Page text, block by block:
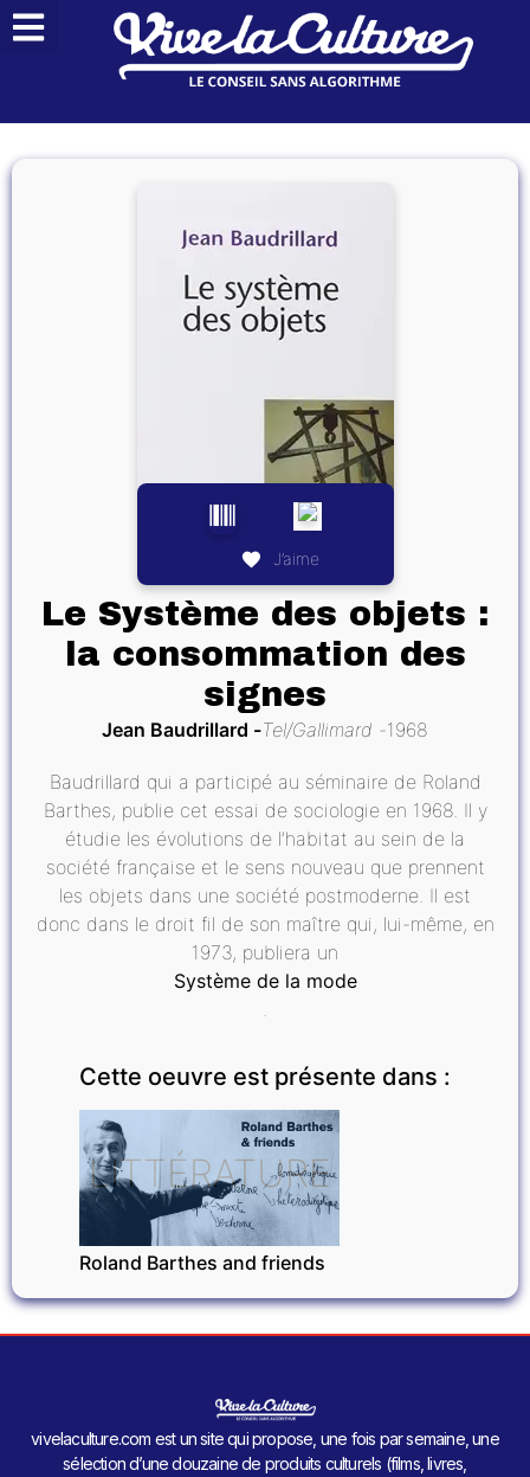
J’aime
Le Système des objets :
la consommation des
signes
Jean Baudrillard Tel/Gallimard 1968
Baudrillard qui a participé au séminaire de Roland
Barthes, publie cet essai de sociologie en 1968. Il y
étudie les évolutions de l’habitat au sein de la
société française et le sens nouveau que prennent
les objets dans une société postmoderne. Il est
donc dans le droit fil de son maître qui, lui-même, en
1973, publiera un
Système de la mode
.
Cette oeuvre est présente dans :
LITTÉRATURE
Roland Barthes and friends
vivelaculture.com est un site qui propose, une fois par semaine, une
sélection d’une douzaine de produits culturels (films, livres,